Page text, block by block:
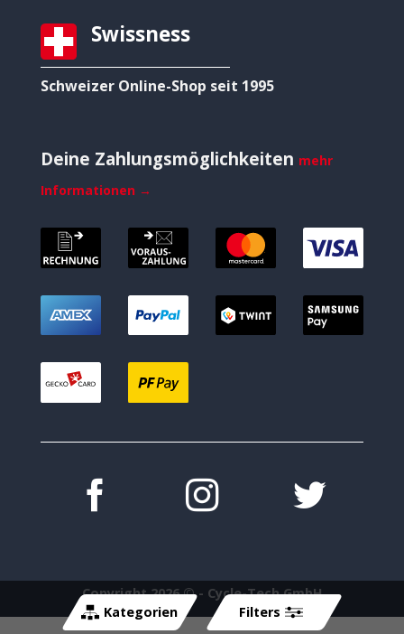
Kategorien Filters
Swissness
Schweizer Online-Shop seit 1995
Deine Zahlungsmöglichkeiten mehr
Informationen →
Copyright 2026 ©- Cycle-Tech GmbH